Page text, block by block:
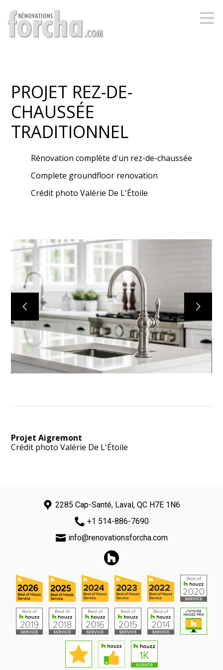
Passer
au
contenu
principal
ACCUEIL
PROJETS
À PROPOS
CONTACT
PROJET REZ-DE-
CHAUSSÉE
TRADITIONNEL
Rénovation complète d'un rez-de-chaussée
Complete groundfloor renovation
Crédit photo Valérie De L'Étoile
Projet Aigremont
Crédit photo Valérie De L'Étoile
2285 Cap-Santé, Laval, QC H7E 1N6
+1 514-886-7690
info@renovationsforcha.com